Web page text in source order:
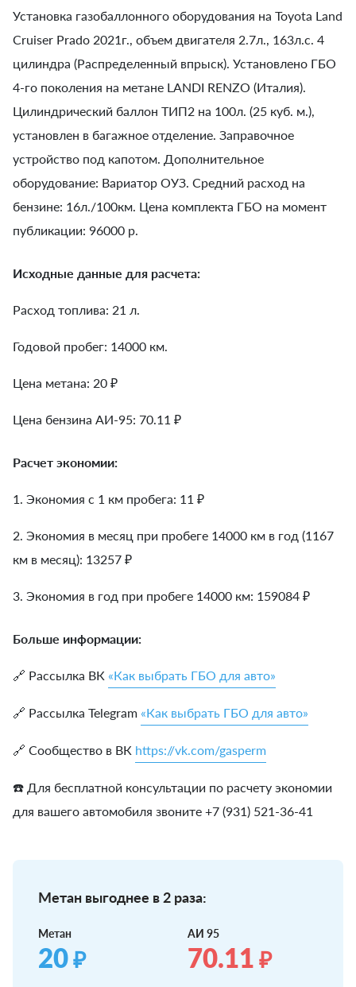
Установка газобаллонного оборудования на Toyota Land
Cruiser Prado 2021г., объем двигателя 2.7л., 163л.с. 4
цилиндра (Распределенный впрыск). Установлено ГБО
4-го поколения на метане LANDI RENZO (Италия).
Цилиндрический баллон ТИП2 на 100л. (25 куб. м.),
установлен в багажное отделение. Заправочное
устройство под капотом. Дополнительное
оборудование: Вариатор ОУЗ. Средний расход на
бензине: 16л./100км. Цена комплекта ГБО на момент
публикации: 96000 р.
Исходные данные для расчета:
Расход топлива: 21 л.
Годовой пробег: 14000 км.
Цена метана: 20 ₽
Цена бензина АИ-95: 70.11 ₽
Расчет экономии:
1. Экономия с 1 км пробега: 11 ₽
2. Экономия в месяц при пробеге 14000 км в год (1167
км в месяц): 13257 ₽
3. Экономия в год при пробеге 14000 км: 159084 ₽
Больше информации:
🔗 Рассылка ВК «Как выбрать ГБО для авто»
🔗 Рассылка Telegram «Как выбрать ГБО для авто»
🔗 Сообщество в ВК https://vk.com/gasperm
☎️ Для бесплатной консультации по расчету экономии
для вашего автомобиля звоните +7 (931) 521-36-41
Метан выгоднее в 2 раза:
Метан
20₽
АИ 95
70.11 ₽